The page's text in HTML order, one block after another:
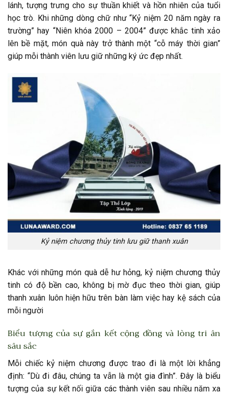
lánh, tượng trưng cho sự thuần khiết và hồn nhiên của tuổi
học trò. Khi những dòng chữ như “Kỷ niệm 20 năm ngày ra
trường” hay “Niên khóa 2000 – 2004” được khắc tinh xảo
lên bề mặt, món quà này trở thành một “cỗ máy thời gian”
giúp mỗi thành viên lưu giữ những ký ức đẹp nhất.
Kỷ niệm chương thủy tinh lưu giữ thanh xuân
Khác với những món quà dễ hư hỏng, kỷ niệm chương thủy
tinh có độ bền cao, không bị mờ đục theo thời gian, giúp
thanh xuân luôn hiện hữu trên bàn làm việc hay kệ sách của
mỗi người
Biểu tượng của sự gắn kết cộng đồng và lòng tri ân
sâu sắc
Mỗi chiếc kỷ niệm chương được trao đi là một lời khẳng
định: “Dù đi đâu, chúng ta vẫn là một gia đình”. Đây là biểu
tượng của sự kết nối giữa các thành viên sau nhiều năm xa